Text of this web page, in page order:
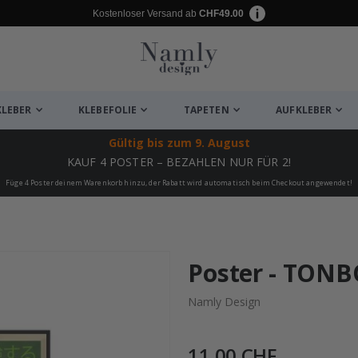
Kostenloser Versand ab CHF49.00
KLEBEFOLIE TAPETEN AUFKLEBER
Gültig bis zum 9. August
KAUF 4 POSTER – BEZAHLEN NUR FÜR 2!
Füge 4 Poster deinem Warenkorb hinzu, der Rabatt wird automatisch beim Checkout angewendet!
Poster -
Namly Design